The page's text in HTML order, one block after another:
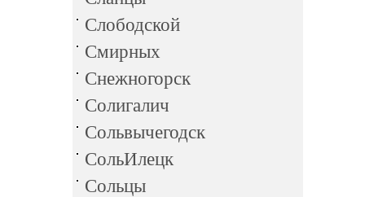
Слободской
Смирных
Снежногорск
Солигалич
Сольвычегодск
СольИлецк
Сольцы